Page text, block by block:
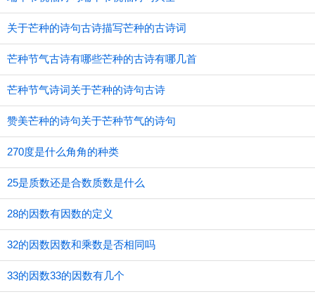
关于芒种的诗句古诗描写芒种的古诗词
芒种节气古诗有哪些芒种的古诗有哪几首
芒种节气诗词关于芒种的诗句古诗
赞美芒种的诗句关于芒种节气的诗句
270度是什么角角的种类
25是质数还是合数质数是什么
28的因数有因数的定义
32的因数因数和乘数是否相同吗
33的因数33的因数有几个